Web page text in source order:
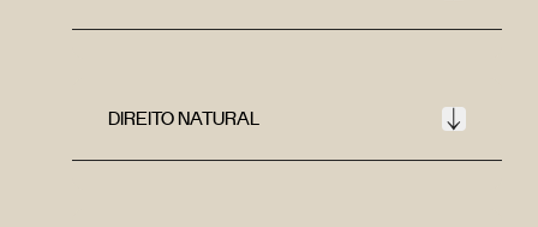
DIREITO NATURAL